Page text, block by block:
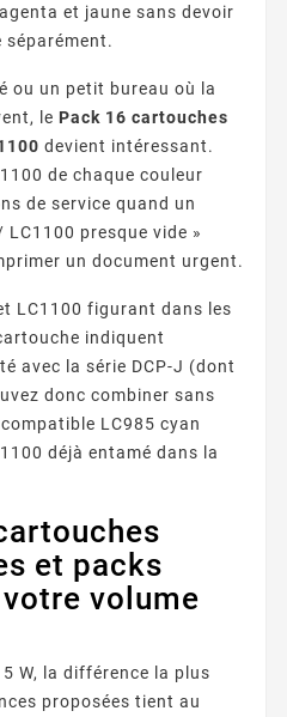
et jaune sans devoir
séparément.
ou un petit bureau où la
le Pack 16 cartouches
devient intéressant.
de chaque couleur
de service quand un
LC1100 presque vide »
un document urgent.
LC1100 figurant dans les
indiquent
avec la série DCP-J (dont
donc combiner sans
LC985 cyan
déjà entamé dans la
et packs
volume
W, la différence la plus
proposées tient au